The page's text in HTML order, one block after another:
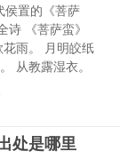
侯置的《菩萨
诗 《菩萨蛮》
雨。 月明皎纸
从教露湿衣。
处是哪里